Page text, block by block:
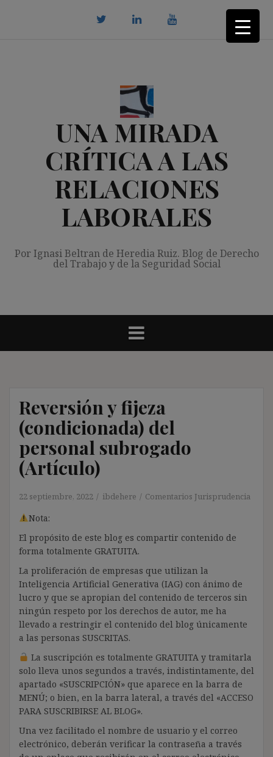
UNA MIRADA
CRÍTICA A LAS
RELACIONES
LABORALES
Por Ignasi Beltran de Heredia Ruiz. Blog de Derecho
del Trabajo y de la Seguridad Social
Reversión y fijeza
(condicionada) del
personal subrogado
(Artículo)
22 septiembre, 2022 ibdehere Comentarios Jurisprudencia
Nota:
El propósito de este blog es compartir contenido de
forma totalmente GRATUITA.
La proliferación de empresas que utilizan la
Inteligencia Artificial Generativa (IAG) con ánimo de
lucro y que se apropian del contenido de terceros sin
ningún respeto por los derechos de autor, me ha
llevado a restringir el contenido del blog únicamente
a las personas SUSCRITAS.
La suscripción es totalmente GRATUITA y tramitarla
solo lleva unos segundos a través, indistintamente, del
apartado «SUSCRIPCIÓN» que aparece en la barra de
MENÚ; o bien, en la barra lateral, a través del «ACCESO
PARA SUSCRIBIRSE AL BLOG».
Una vez facilitado el nombre de usuario y el correo
electrónico, deberán verificar la contraseña a través